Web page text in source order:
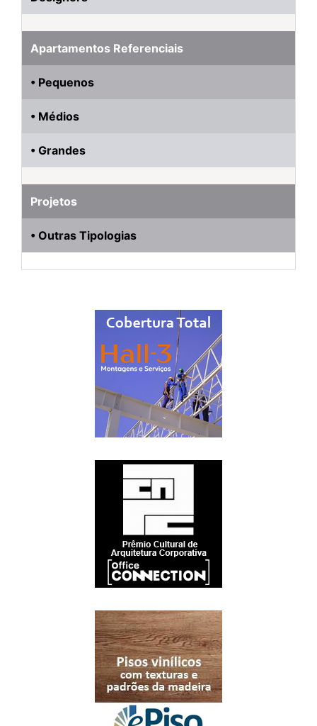
Apartamentos Referenciais
• Pequenos
• Médios
• Grandes
Projetos
• Outras Tipologias